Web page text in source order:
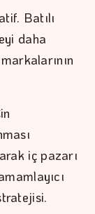
Batılı
daha
iç pazarı